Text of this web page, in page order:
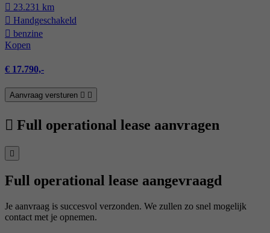
23.231 km
Hand­geschakeld
benzine
Kopen
€ 17.790,-
Aanvraag versturen
Full operational lease aanvragen
Full operational lease aangevraagd
Je aanvraag is succesvol verzonden. We zullen zo snel mogelijk
contact met je opnemen.